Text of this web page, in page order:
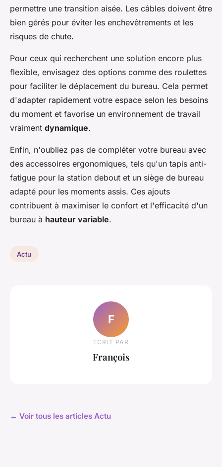
permettre une transition aisée. Les câbles doivent être
bien gérés pour éviter les enchevêtrements et les
risques de chute.
Pour ceux qui recherchent une solution encore plus
flexible, envisagez des options comme des roulettes
pour faciliter le déplacement du bureau. Cela permet
d'adapter rapidement votre espace selon les besoins
du moment et favorise un environnement de travail
vraiment dynamique.
Enfin, n'oubliez pas de compléter votre bureau avec
des accessoires ergonomiques, tels qu'un tapis anti-
fatigue pour la station debout et un siège de bureau
adapté pour les moments assis. Ces ajouts
contribuent à maximiser le confort et l'efficacité d'un
bureau à hauteur variable.
Actu
F
ECRIT PAR
François
← Voir tous les articles Actu